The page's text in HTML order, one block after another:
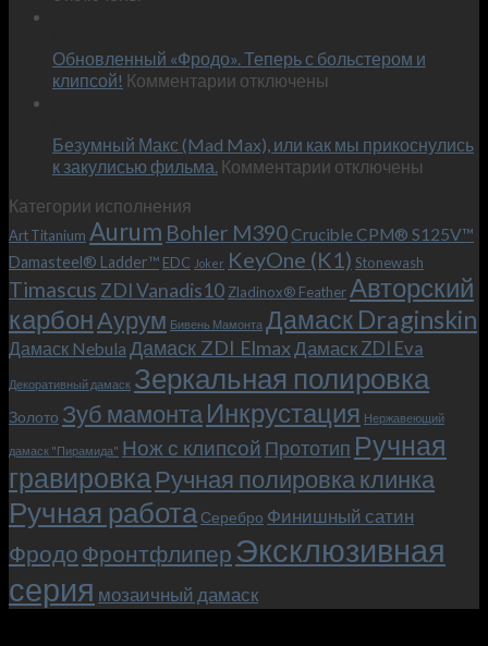
–
и
KeyOne
Обновленный «Фродо». Теперь с больстером и
клипсой! Комментарии к
«Фродо».
Теперь
и
клипсой!
отключены
Безумный Макс (Mad Max), или как мы прикоснулись
к закулисью фильма. Комментарии к
Макс
(Mad
Max),
или
как
мы
прикоснулись
к
фильма.
отключены
Категории исполнения
Art Titanium Aurum Bohler M390Crucible CPM® S125V™
Damasteel® Ladder™ EDC Joker KeyOne (K1) Stonewash
Timascus ZDI Vanadis10 Zladinox® FeatherАвторский
карбонАурум Бивень Мамонта Дамаск Draginskin
Дамаск Nebula Дамаск ZDI ElmaxДамаск ZDI Eva
Декоративный дамаск Зеркальная полировка
Золото Зуб мамонтаИнкрустация Нержавеющий
дамаск "Пирамида" Нож с клипсой Прототип Ручная
гравировкаРучная полировка клинка
Ручная работа Серебро Финишный сатин
Фродо Фронтфлипер Эксклюзивная
серия мозаичный дамаск